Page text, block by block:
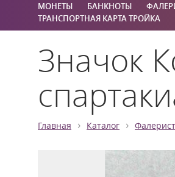
МОНЕТЫ БАНКНОТЫ
ТРАНСПОРТНАЯ КАРТА ТРОЙКА
Значок
Главная › Каталог ›